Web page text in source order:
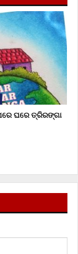
ଘରେ ତ୍ରିରଙ୍ଗା